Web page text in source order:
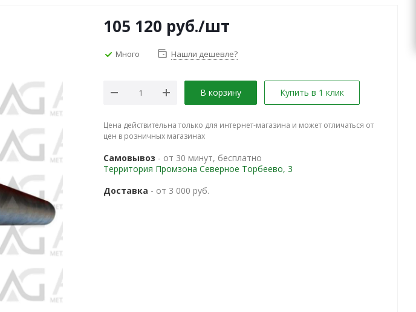
105 120 руб./шт
Много Нашли дешевле?
В корзину Купить в 1 клик
Цена действительна только для интернет-магазина и может отличаться от
цен в розничных магазинах
Самовывоз - от 30 минут, бесплатно
Территория Промзона Северное Торбеево, 3
Доставка - от 3 000 руб.